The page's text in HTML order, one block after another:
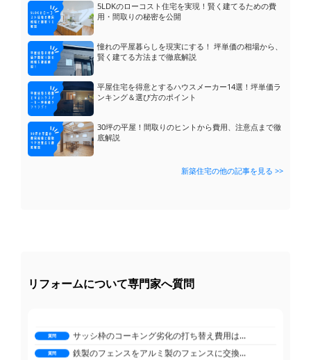
5LDKのローコスト住宅を実現！賢く建てるための費
用・間取りの秘密を公開
憧れの平屋暮らしを現実にする！ 坪単価の相場から、
賢く建てる方法まで徹底解説
平屋住宅を得意とするハウスメーカー14選！坪単価ラ
ンキング＆選び方のポイント
30坪の平屋！間取りのヒントから費用、注意点まで徹
底解説
新築住宅の他の記事を見る >>
リフォームについて専門家へ質問
家の周りのブロック塀とフェンス、そろそろ...
質問 マンションの窓の交換はできないのでしょう...
サッシ枠のコーキング劣化の打ち替え費用は...
鉄製のフェンスをアルミ製のフェンスに交換...
質問 分譲マンションンのクロス張替えについて教...
質問 サッシ枠のコーキング劣化の打ち替え費用は...
質問 鉄製のフェンスをアルミ製のフェンスに交換...